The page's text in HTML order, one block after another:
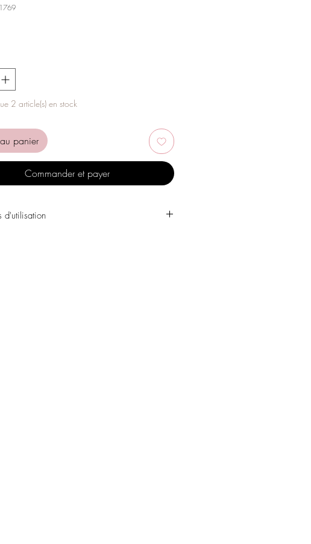
2 article(s) en stock
panier
Commander et payer
d'utilisation